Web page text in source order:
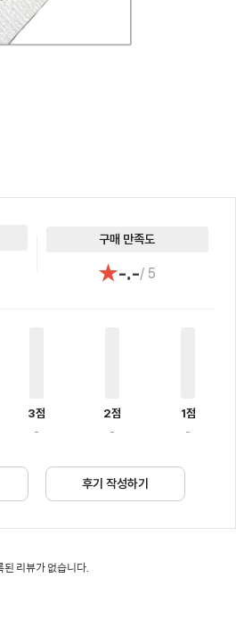
구매 만족도
★-.-/ 5
3점
-
2점
-
1점
-
후기 작성하기
된 리뷰가 없습니다.